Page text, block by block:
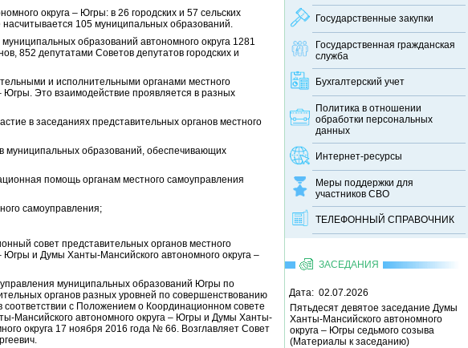
Государственные закупки
Государственная гражданская
служба
Бухгалтерский учет
Политика в отношении
обработки персональных
данных
Интернет-ресурсы
Меры поддержки для
участников СВО
ТЕЛЕФОННЫЙ CПРАВОЧНИК
ЗАСЕДАНИЯ
Дата: 02.07.2026
Пятьдесят девятое заседание Думы
Ханты-Мансийского автономного
округа – Югры седьмого созыва
(Материалы к заседанию)
округа – Югры: в 26 городских и 57 сельских
насчитывается 105 муниципальных образований.
образований автономного округа 1281
852 депутатами Советов депутатов городских и
и исполнительными органами местного
Это взаимодействие проявляется в разных
в заседаниях представительных органов местного
муниципальных образований, обеспечивающих
помощь органам местного самоуправления
самоуправления;
совет представительных органов местного
и Думы Ханты-Мансийского автономного округа –
муниципальных образований Югры по
органов разных уровней по совершенствованию
с Положением о Координационном совете
Мансийского автономного округа – Югры и Думы Ханты-
округа 17 ноября 2016 года № 66. Возглавляет Совет